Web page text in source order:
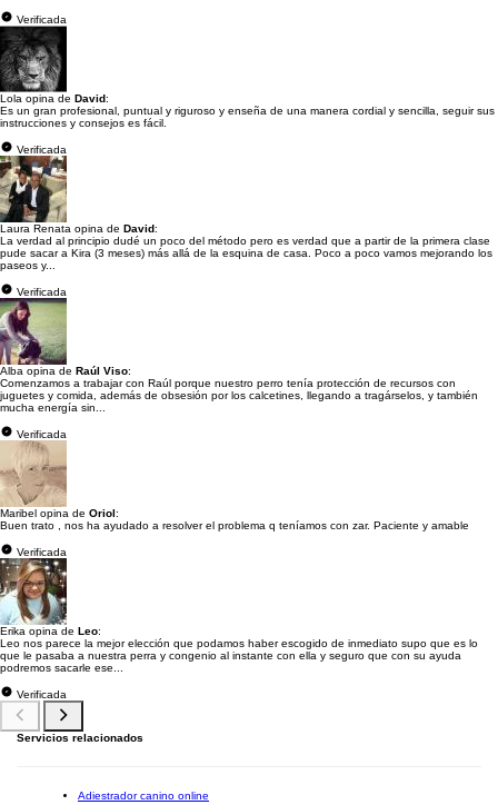
Verificada
Lola opina de David:
Es un gran profesional, puntual y riguroso y enseña de una manera cordial y sencilla, seguir sus
instrucciones y consejos es fácil.
Verificada
Laura Renata opina de David:
La verdad al principio dudé un poco del método pero es verdad que a partir de la primera clase
pude sacar a Kira (3 meses) más allá de la esquina de casa. Poco a poco vamos mejorando los
paseos y...
Verificada
Alba opina de Raúl Viso:
Comenzamos a trabajar con Raúl porque nuestro perro tenía protección de recursos con
juguetes y comida, además de obsesión por los calcetines, llegando a tragárselos, y también
mucha energía sin...
Verificada
Maribel opina de Oriol:
Buen trato , nos ha ayudado a resolver el problema q teníamos con zar. Paciente y amable
Verificada
Erika opina de Leo:
Leo nos parece la mejor elección que podamos haber escogido de inmediato supo que es lo
que le pasaba a nuestra perra y congenio al instante con ella y seguro que con su ayuda
podremos sacarle ese...
Verificada
Servicios relacionados
Adiestrador canino online